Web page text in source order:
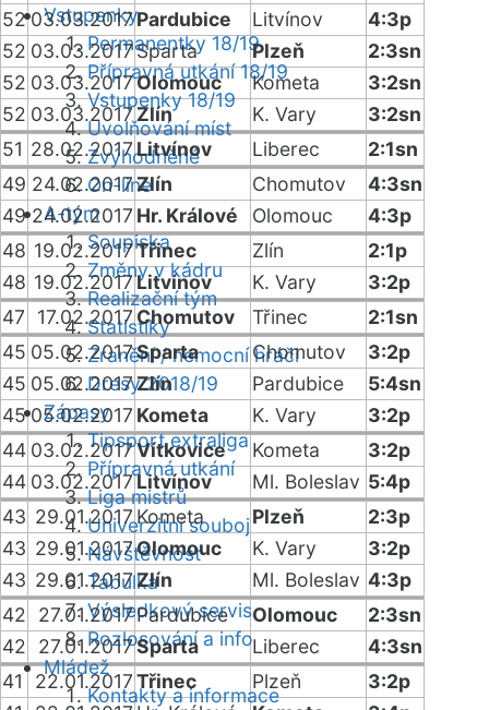
Vstupenky
Permanentky 18/19
Přípravná utkání 18/19
Vstupenky 18/19
Uvolňování míst
Zvýhodněné
On-line
A-tým
Soupiska
Změny v kádru
Realizační tým
Statistiky
Zranění / nemocní hráči
Dresy 2018/19
Zápasy
Tipsport extraliga
Přípravná utkání
Liga mistrů
Univerzitní souboj
Návštěvnost
Tabulka
Výsledkový servis
Rozlosování a info
Mládež
Kontakty a informace
52 03.03.2017Pardubice Litvínov
4:3p
52 03.03.2017Sparta Plzeň
2:3sn
52 03.03.2017Olomouc Kometa
3:2sn
52 03.03.2017Zlín K. Vary
3:2sn
51 28.02.2017Litvínov Liberec
2:1sn
49 24.02.2017Zlín Chomutov
4:3sn
49 24.02.2017 Hr. Králové Olomouc
4:3p
48 19.02.2017Třinec Zlín
2:1p
48 19.02.2017 Litvínov K. Vary
3:2p
47
17.02.2017 Chomutov Třinec
2:1sn
45 05.02.2017Sparta Chomutov
3:2p
45 05.02.2017Zlín Pardubice
5:4sn
45 05.02.2017 Kometa K. Vary
3:2p
44 03.02.2017Vítkovice Kometa
3:2p
44 03.02.2017Litvínov Ml. Boleslav 5:4p
43 29.01.2017Kometa Plzeň
2:3p
43 29.01.2017Olomouc K. Vary
3:2p
43 29.01.2017 Zlín Ml. Boleslav 4:3p
42
27.01.2017Pardubice Olomouc
2:3sn
42
27.01.2017Sparta Liberec
4:3sn
41
22.01.2017Třinec Plzeň
3:2p